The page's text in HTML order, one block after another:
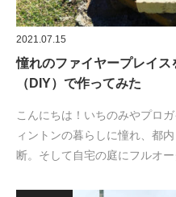
2021.07.15
憧れのファイヤープレイ
（DIY）で作ってみた
こんにちは！いちのみやプロ
ィントンの暮らしに憧れ、都
断。そして自宅の庭にフルオ